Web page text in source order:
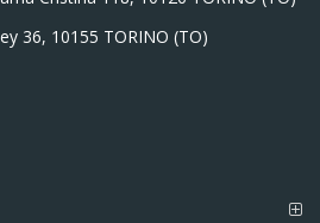
36, 10155 TORINO (TO)